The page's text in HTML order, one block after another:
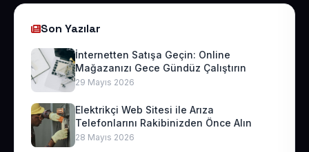
Son Yazılar
İnternetten Satışa Geçin: Online
Mağazanızı Gece Gündüz Çalıştırın
29 Mayıs 2026
Elektrikçi Web Sitesi ile Arıza
Telefonlarını Rakibinizden Önce Alın
28 Mayıs 2026